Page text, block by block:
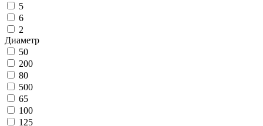
5
6
2
Диаметр
50
200
80
500
65
100
125